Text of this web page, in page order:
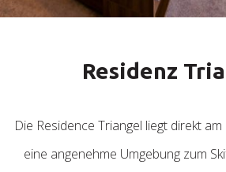
Residenz
Die Residence Triangel liegt direkt
eine angenehme Umgebung zum